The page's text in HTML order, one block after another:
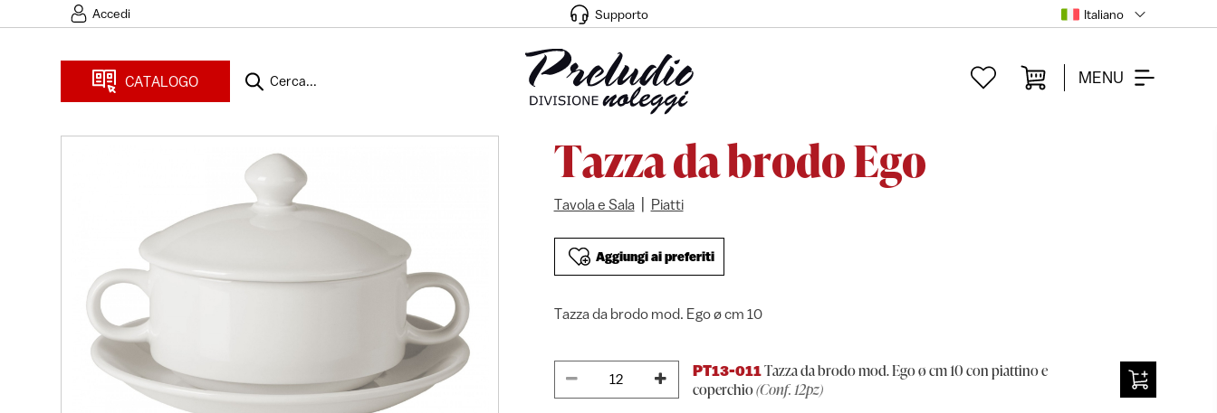
Accedi Supporto Italiano
CATALOGO Cerca... MENU
Tazza da brodo Ego
Tavola e Sala Piatti
Aggiungi ai preferiti
Tazza da brodo mod. Ego ø cm 10
PT13-011Tazza da brodo mod. Ego ø cm 10 con piattino e
coperchio(Conf. 12pz)